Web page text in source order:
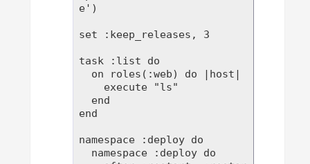
e')
set :keep_releases, 3
task :list do
end
namespace :deploy do